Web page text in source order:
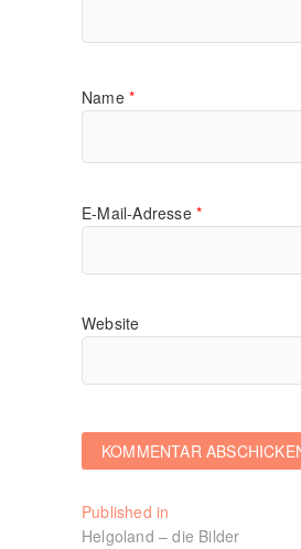
Name *
E-Mail-Adresse *
Website
Beitragsnavigation
Published in
Helgoland – die Bilder